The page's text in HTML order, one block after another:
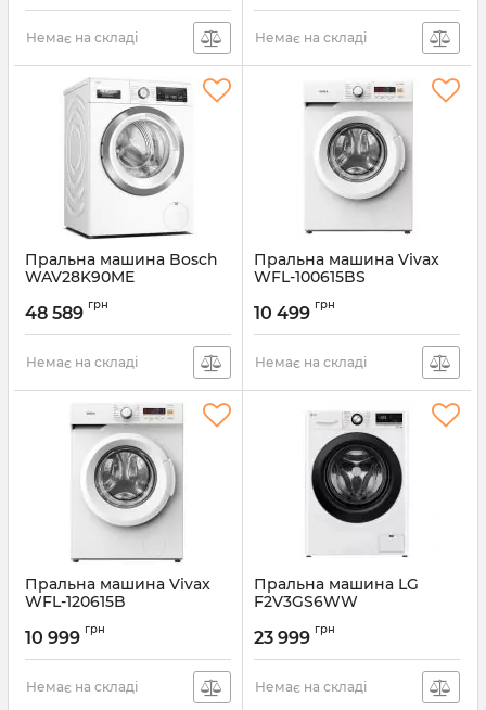
Немає на складі Немає на складі
Пральна машина Bosch
WAV28K90ME
48 589 грн
Немає на складі
Пральна машина Vivax
WFL-100615BS
10 499 грн
Немає на складі
Пральна машина Vivax
WFL-120615B
10 999 грн
Немає на складі
Пральна машина LG
F2V3GS6WW
23 999 грн
Немає на складі